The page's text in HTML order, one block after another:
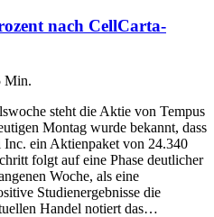
nach CellCarta-
Min.
steht die Aktie von Tempus
Montag wurde bekannt, dass
ein Aktienpaket von 24.340
folgt auf eine Phase deutlicher
Woche, als eine
Studienergebnisse die
Handel notiert das…